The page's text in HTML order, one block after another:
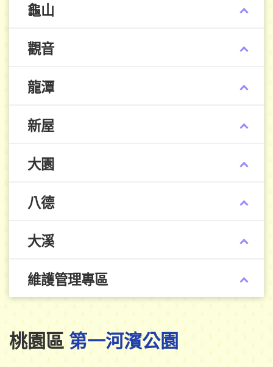
龜山
觀音
龍潭
新屋
大園
八德
大溪
維護管理專區
桃園區第一河濱公園